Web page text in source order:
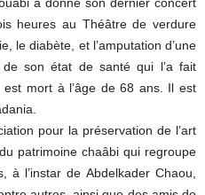
heures au Théâtre de verdure
le diabète, et l’amputation d’une
son état de santé qui l’a fait
mort à l’âge de 68 ans. Il est
pour la préservation de l’art
patrimoine chaâbi qui regroupe
à l’instar de Abdelkader Chaou,